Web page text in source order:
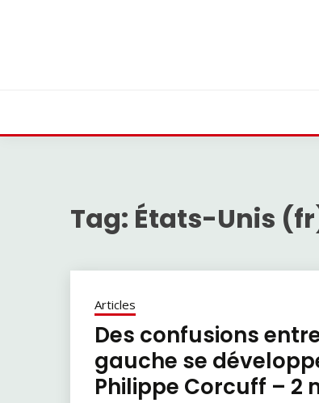
Tag: États-Unis
Articles
Des confusions
gauche se
Philippe Corcuff – 2